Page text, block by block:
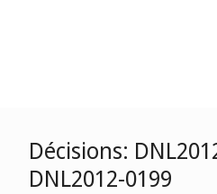
Décisions:
DNL2012-0199